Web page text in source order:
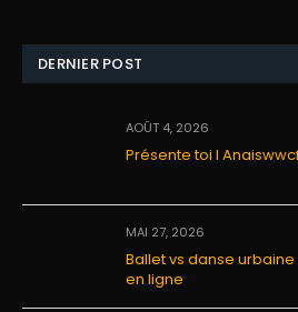
DERNIER POST
AOÛT 4, 2026
Présente toi I
MAI 27, 2026
Ballet vs danse
en ligne